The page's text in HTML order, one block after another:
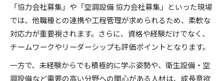
「協力会社募集」や「空調設備 協力会社募集」といった現場
では、他職種との連携や工程管理が求められるため、柔軟な
対応力が重要視されます。さらに、資格や経験だけでなく、
チームワークやリーダーシップも評価ポイントとなります。
一方で、未経験からでも積極的に学ぶ姿勢や、衛生設備・空
調設備など需要の高い分野への関心がある人材は、成長意欲